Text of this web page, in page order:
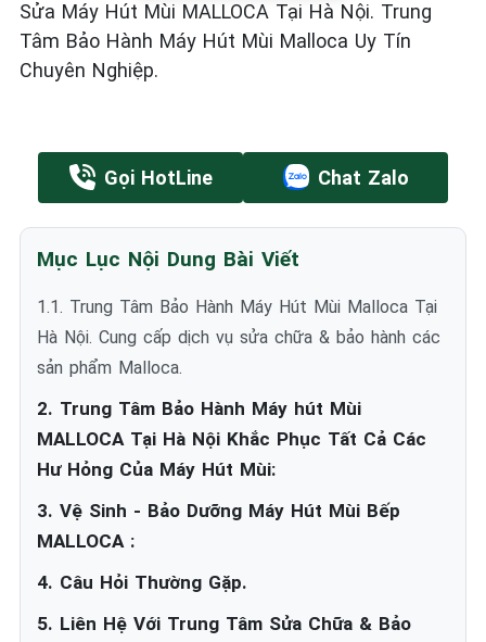
Sửa Máy Hút Mùi MALLOCA Tại Hà Nội. Trung
Tâm Bảo Hành Máy Hút Mùi Malloca Uy Tín
Chuyên Nghiệp.
Gọi HotLine Chat Zalo
Mục Lục Nội Dung Bài Viết
1.1. Trung Tâm Bảo Hành Máy Hút Mùi Malloca Tại
Hà Nội. Cung cấp dịch vụ sửa chữa & bảo hành các
sản phẩm Malloca.
2. Trung Tâm Bảo Hành Máy hút Mùi
MALLOCA Tại Hà Nội Khắc Phục Tất Cả Các
Hư Hỏng Của Máy Hút Mùi:
3. Vệ Sinh - Bảo Dưỡng Máy Hút Mùi Bếp
MALLOCA :
4. Câu Hỏi Thường Gặp.
5. Liên Hệ Với Trung Tâm Sửa Chữa & Bảo